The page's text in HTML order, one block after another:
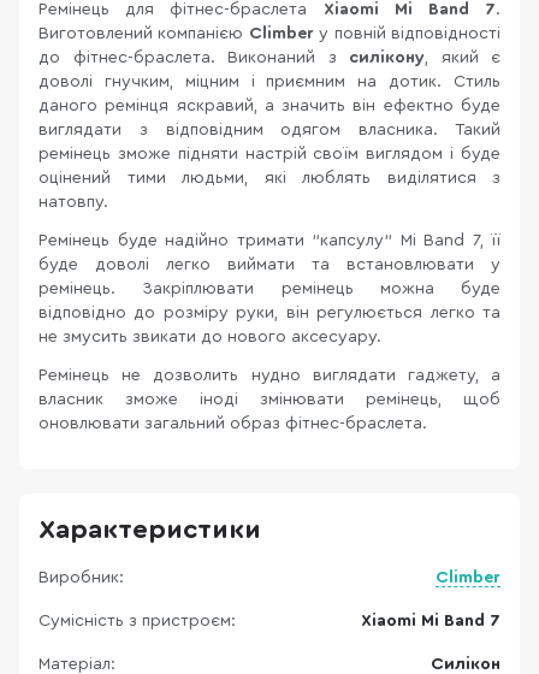
Ремінець для фітнес-браслета Xiaomi Mi Band 7.
Виготовлений компанією Climberу повній відповідності
до фітнес-браслета. Виконаний з силікону, який є
доволі гнучким, міцним і приємним на дотик. Стиль
даного ремінця яскравий, а значить він ефектно буде
виглядати з відповідним одягом власника. Такий
ремінець зможе підняти настрій своїм виглядом і буде
оцінений тими людьми, які люблять виділятися з
натовпу.
Ремінець буде надійно тримати "капсулу" Mi Band 7, її
буде доволі легко виймати та встановлювати у
ремінець. Закріплювати ремінець можна буде
відповідно до розміру руки, він регулюється легко та
не змусить звикати до нового аксесуару.
Ремінець не дозволить нудно виглядати гаджету, а
власник зможе іноді змінювати ремінець, щоб
оновлювати загальний образ фітнес-браслета.
Характеристики
Виробник: Climber
Сумісність з пристроєм: Xiaomi Mi Band 7
Матеріал: Силікон